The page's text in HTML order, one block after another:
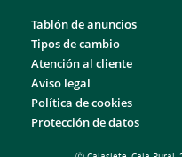
Tablón de anuncios
Tipos de cambio
Atención al cliente
Aviso legal
Política de cookies
Protección de datos